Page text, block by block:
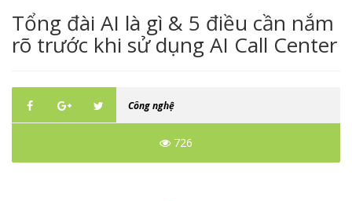
Tổng đài AI là gì & 5 điều cần nắm
rõ trước khi sử dụng AI Call Center
Công nghệ
726